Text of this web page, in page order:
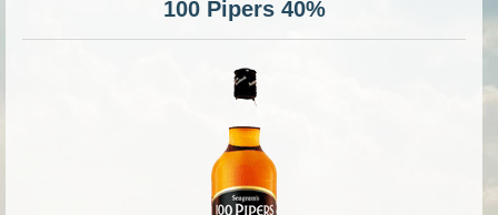
100 Pipers 40%